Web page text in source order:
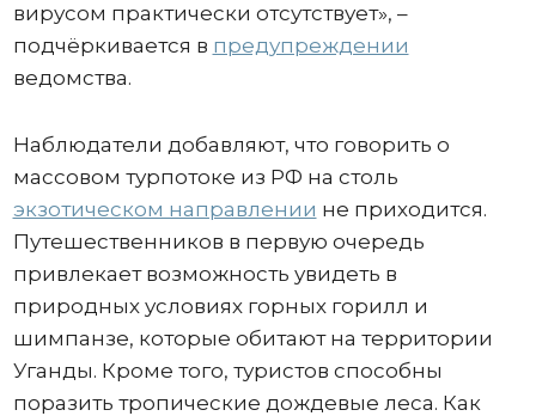
вирусом практически отсутствует», –
подчёркивается в предупреждении
ведомства.
Наблюдатели добавляют, что говорить о
массовом турпотоке из РФ на столь
экзотическом направлении не приходится.
Путешественников в первую очередь
привлекает возможность увидеть в
природных условиях горных горилл и
шимпанзе, которые обитают на территории
Уганды. Кроме того, туристов способны
поразить тропические дождевые леса. Как